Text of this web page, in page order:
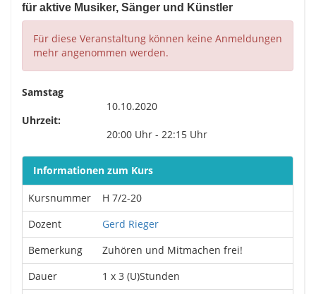
für aktive Musiker, Sänger und Künstler
Für diese Veranstaltung können keine Anmeldungen
mehr angenommen werden.
Samstag
10.10.2020
Uhrzeit:
20:00 Uhr - 22:15 Uhr
Informationen zum Kurs
Kursnummer
H 7/2-20
Dozent
Gerd Rieger
Bemerkung
Zuhören und Mitmachen frei!
Dauer
1 x 3 (U)Stunden